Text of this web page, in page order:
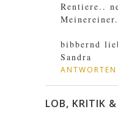
Rentiere..
bibbernd
Sandra
ANTWORTEN
LOB, KRITIK